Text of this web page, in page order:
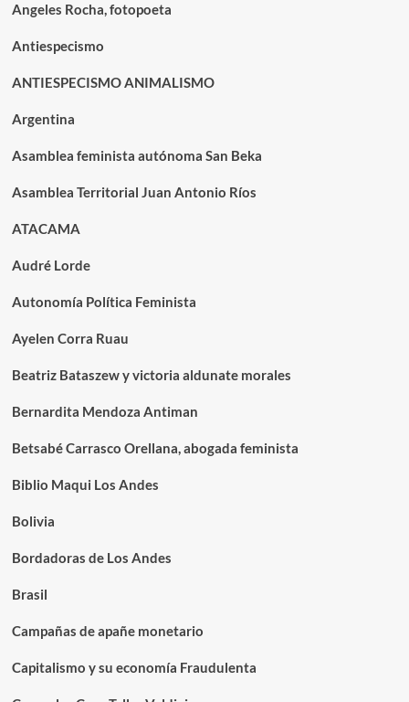
Angeles Rocha, fotopoeta
Antiespecismo
ANTIESPECISMO ANIMALISMO
Argentina
Asamblea feminista autónoma San Beka
Asamblea Territorial Juan Antonio Ríos
ATACAMA
Audré Lorde
Autonomía Política Feminista
Ayelen Corra Ruau
Beatriz Bataszew y victoria aldunate morales
Bernardita Mendoza Antiman
Betsabé Carrasco Orellana, abogada feminista
Biblio Maqui Los Andes
Bolivia
Bordadoras de Los Andes
Brasil
Campañas de apañe monetario
Capitalismo y su economía Fraudulenta